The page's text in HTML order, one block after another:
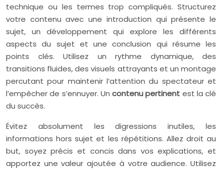
technique ou les termes trop compliqués. Structurez
votre contenu avec une introduction qui présente le
sujet, un développement qui explore les différents
aspects du sujet et une conclusion qui résume les
points clés. Utilisez un rythme dynamique, des
transitions fluides, des visuels attrayants et un montage
percutant pour maintenir l’attention du spectateur et
l’empêcher de s’ennuyer. Un contenu pertinent est la clé
du succès.
Évitez absolument les digressions inutiles, les
informations hors sujet et les répétitions. Allez droit au
but, soyez précis et concis dans vos explications, et
apportez une valeur ajoutée à votre audience. Utilisez